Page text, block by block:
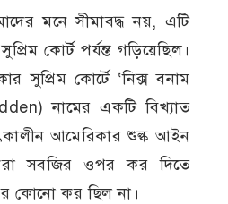
মনে সীমাবদ্ধ নয়, এটি
কোর্ট পর্যন্ত গড়িয়েছিল।
সুপ্রিম কোর্টে ‘নিক্স বনাম
নামের একটি বিখ্যাত
আমেরিকার শুল্ক আইন
সবজির ওপর কর দিতে
কোনো কর ছিল না।